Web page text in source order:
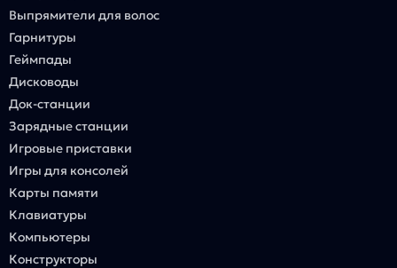
Выпрямители для волос
Гарнитуры
Геймпады
Дисководы
Док-станции
Зарядные станции
Игровые приставки
Игры для консолей
Карты памяти
Клавиатуры
Компьютеры
Конструкторы